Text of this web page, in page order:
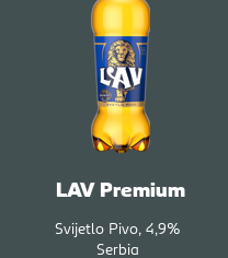
LAV Premium
Svijetlo Pivo 4,9%
Serbia